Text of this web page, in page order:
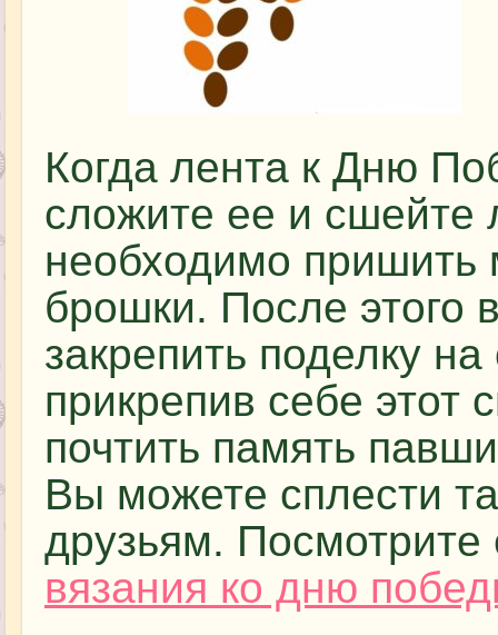
Когда лента к Дню
сложите ее и сшейте
необходимо пришить
брошки. После этого
закрепить поделку
прикрепив себе этот
почтить память
Вы можете сплести
друзьям.
вязания ко дню